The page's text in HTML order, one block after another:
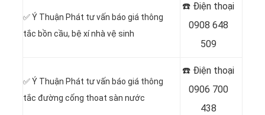
✅ Ý Thuận Phát tư vấn báo giá thông
tắc bồn cầu, bệ xí nhà vệ sinh
☎️ Điện thoại
0908 648
509
✅ Ý Thuận Phát tư vấn báo giá thông
tắc đường cống thoat sàn nước
☎️ Điện thoại
0906 700
438